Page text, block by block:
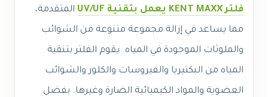
فلتر KENT MAXX يعمل بتقنية UV/UF
المتقدمة،
مما يساعد في إزالة مجموعة متنوعة من الشوائب
والملوثات الموجودة في المياه. يقوم الفلتر بتنقية
المياه من البكتيريا والفيروسات والكلور والشوائب
العضوية والمواد الكيميائية الضارة وغيرها. بفضل